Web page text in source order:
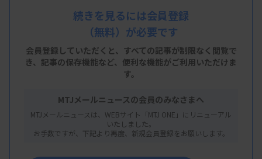
め込み、経静脈的に横隔神経を電気刺激することで
睡眠中の呼吸を補助する。持続的気道陽圧
（CPAP）などで十分な治療効果が得られない中等
度や高度のCSA患者への新たな治療選択肢となる。
厚労省が近く正式に承認する。
臨床試験では、中等度から高度のCSA患者151例を
対象に検討したところ、開始から6カ月後までにAHI
（無呼吸低呼吸指数）が50％以上減少した患者の割
続きを見るには会員登録
（無料）が必要です
会員登録していただくと、すべての記事が制限なく閲覧で
き、 記事の保存機能など、便利な機能がご利用いただけま
す。
MTJメールニュースの会員のみなさまへ
MTJメールニュースは、WEBサイト「MTJ ONE」にリニューアル
いたしました。
お手数ですが、下記より再度、新規会員登録をお願いします。